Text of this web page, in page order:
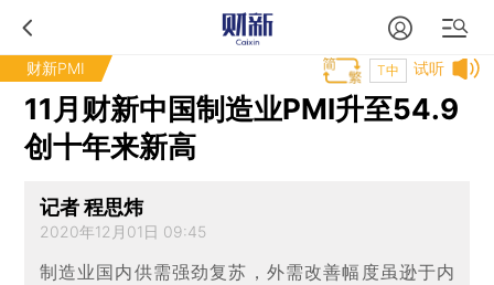
财新PMI 试听
T中
11月财新中国制造业PMI升至54.9
创十年来新高
记者 程思炜
2020年12月01日 09:45
制造业国内供需强劲复苏，外需改善幅度虽逊于内